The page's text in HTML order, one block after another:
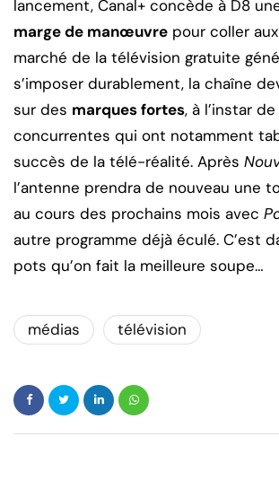
lancement, Canal+ concède à D8
marge de manœuvre pour coller
marché de la télévision gratuite
s’imposer durablement, la chaîne
sur des marques fortes, à l’instar
concurrentes qui ont notamment
succès de la télé-réalité. Après
l’antenne prendra de nouveau une
au cours des prochains mois avec
autre programme déjà éculé. C’est
pots qu’on fait la meilleure soupe…
médias télévision